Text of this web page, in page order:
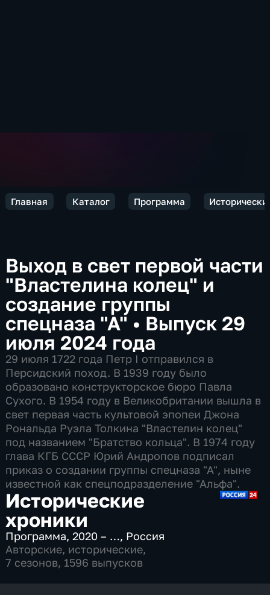
Главная Каталог Программа
Выход в свет первой части
"Властелина колец" и
создание группы
спецназа "А" • Выпуск 29
июля 2024 года
29 июля 1722 года Петр I отправился в
Персидский поход. В 1939 году было
образовано конструкторское бюро Павла
Сухого. В 1954 году в Великобритании вышла в
свет первая часть культовой эпопеи Джона
Рональда Руэла Толкина "Властелин колец"
под названием "Братство кольца". В 1974 году
глава КГБ СССР Юрий Андропов подписал
приказ о создании группы спецназа "А", ныне
известной как спецподразделение "Альфа".
Исторические
хроники
Программа,2020 – …, Россия
Авторские, исторические,
7 сезонов, 1596 выпусков